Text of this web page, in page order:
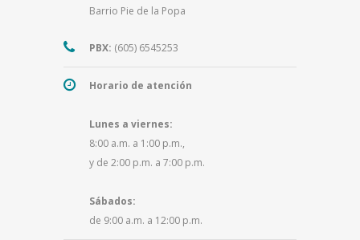
Barrio Pie de la Popa
PBX: (605) 6545253
Horario de atención
Lunes a viernes:
8:00 a.m. a 1:00 p.m.,
y de 2:00 p.m. a 7:00 p.m.
Sábados:
de 9:00 a.m. a 12:00 p.m.